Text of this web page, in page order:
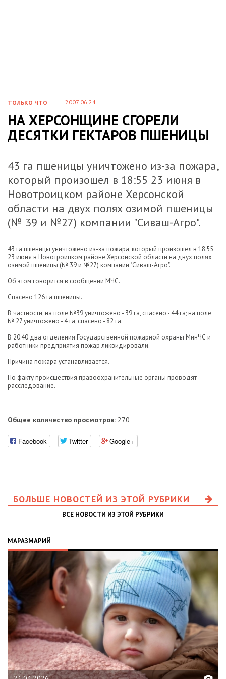
ТОЛЬКО ЧТО 2007.06.24
НА ХЕРСОНЩИНЕ СГОРЕЛИ
ДЕСЯТКИ ГЕКТАРОВ ПШЕНИЦЫ
43 га пшеницы уничтожено из-за пожара,
который произошел в 18:55 23 июня в
Новотроицком районе Херсонской
области на двух полях озимой пшеницы
(№ 39 и №27) компании "Сиваш-Агро".
43 га пшеницы уничтожено из-за пожара, который произошел в 18:55
23 июня в Новотроицком районе Херсонской области на двух полях
озимой пшеницы (№ 39 и №27) компании "Сиваш-Агро".
Об этом говорится в сообщении МЧС.
Спасено 126 га пшеницы.
В частности, на поле №39 уничтожено - 39 га, спасено - 44 га; на поле
№ 27 уничтожено - 4 га, спасено - 82 га.
В 20:40 два отделения Государственной пожарной охраны МинЧС и
работники предприятия пожар ликвидировали.
Причина пожара устанавливается.
По факту происшествия правоохранительные органы проводят
расследование.
Общее количество просмотров: 270
Facebook Twitter Google+
БОЛЬШЕ НОВОСТЕЙ ИЗ ЭТОЙ РУБРИКИ
ВСЕ НОВОСТИ ИЗ ЭТОЙ РУБРИКИ
МАРАЗМАРИЙ